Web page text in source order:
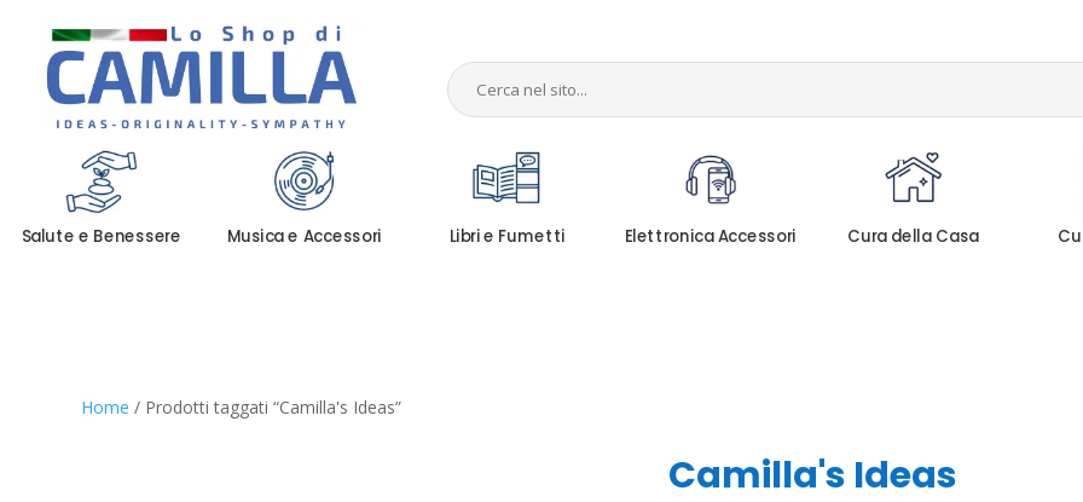
Salute e Benessere Musica e Accessori Libri e Fumetti Elettronica Accessori Cura della Casa
Home / Prodotti taggati “Camilla's Ideas”
Camilla's Ideas